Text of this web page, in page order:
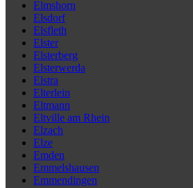
Elmshorn
Elsdorf
Elsfleth
Elster
Elsterberg
Elsterwerda
Elstra
Elterlein
Eltmann
Eltville am Rhein
Elzach
Elze
Emden
Emmelshausen
Emmendingen